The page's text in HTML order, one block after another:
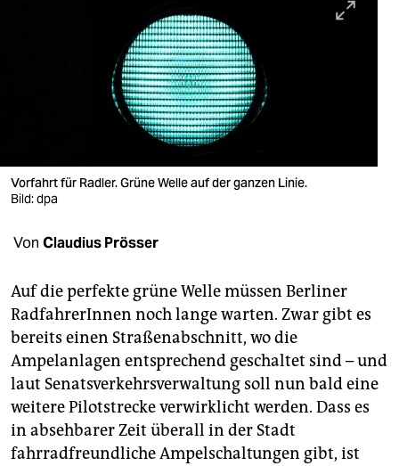
verlag
veranstaltungen
shop
unterstützen
abo
genossenschaft
epaper login
Vorfahrt für Radler. Grüne Welle auf der ganzen Linie.
Bild: dpa
Von Claudius Prösser
Auf die perfekte grüne Welle müssen Berliner
RadfahrerInnen noch lange warten. Zwar gibt es
bereits einen Straßenabschnitt, wo die
Ampelanlagen entsprechend geschaltet sind – und
laut Senatsverkehrsverwaltung soll nun bald eine
weitere Pilotstrecke verwirklicht werden. Dass es
in absehbarer Zeit überall in der Stadt
fahrradfreundliche Ampelschaltungen gibt, ist